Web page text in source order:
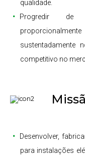
qualidade.
Progredir de
sustentadamente
competitivo no
Desenvolver,
para instalações